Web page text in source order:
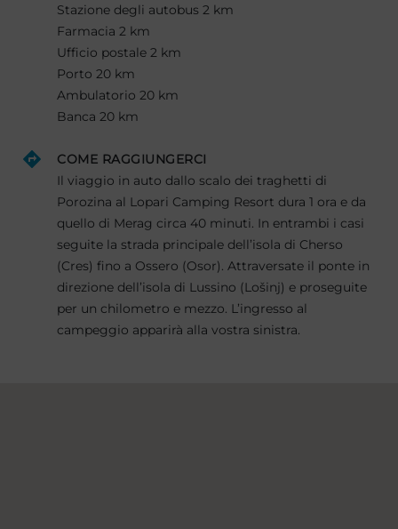
Stazione degli autobus 2 km
Farmacia 2 km
Ufficio postale 2 km
Porto 20 km
Ambulatorio 20 km
Banca 20 km
COME RAGGIUNGERCI
Il viaggio in auto dallo scalo dei traghetti di
Porozina al Lopari Camping Resort dura 1 ora e da
quello di Merag circa 40 minuti. In entrambi i casi
seguite la strada principale dell’isola di Cherso
(Cres) fino a Ossero (Osor). Attraversate il ponte in
direzione dell’isola di Lussino (Lošinj) e proseguite
per un chilometro e mezzo. L’ingresso al
campeggio apparirà alla vostra sinistra.